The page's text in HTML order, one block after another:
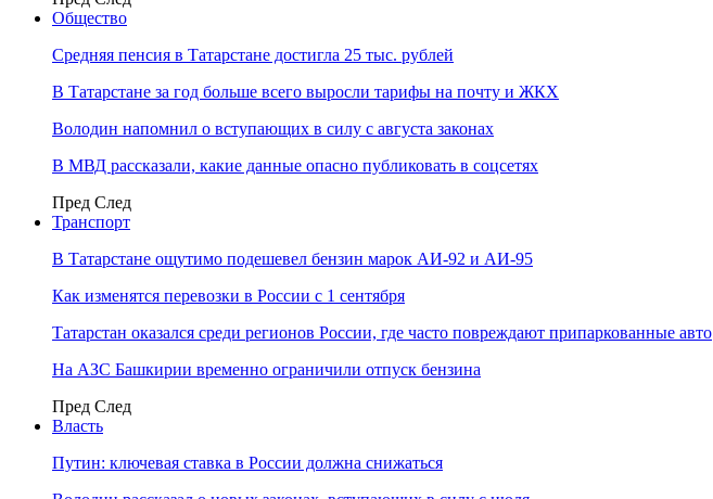
Общество
Средняя пенсия в Татарстане достигла 25 тыс. рублей
В Татарстане за год больше всего выросли тарифы на почту и ЖКХ
Володин напомнил о вступающих в силу с августа законах
В МВД рассказали, какие данные опасно публиковать в соцсетях
Пред След
Транспорт
В Татарстане ощутимо подешевел бензин марок АИ-92 и АИ-95
Как изменятся перевозки в России с 1 сентября
Татарстан оказался среди регионов России, где часто повреждают припаркованные авто
На АЗС Башкирии временно ограничили отпуск бензина
Пред След
Власть
Путин: ключевая ставка в России должна снижаться